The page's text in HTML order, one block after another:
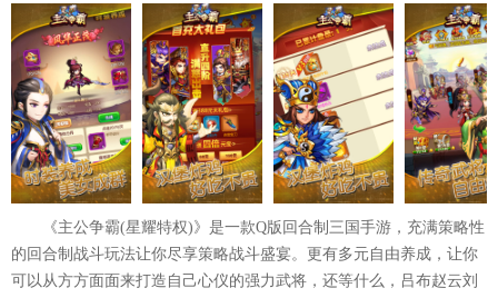
《主公争霸(星耀特权)》是一款Q版回合制三国手游，充满策略性
的回合制战斗玩法让你尽享策略战斗盛宴。更有多元自由养成，让你
可以从方方面面来打造自己心仪的强力武将，还等什么，吕布赵云刘